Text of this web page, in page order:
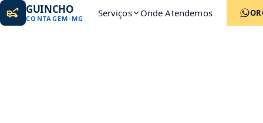
GUINCHO
CONTAGEM-MG Serviços Onde Atendemos